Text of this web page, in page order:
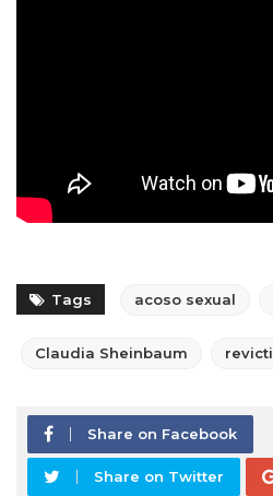
Tags acoso sexual
Claudia Sheinbaum
Share on Facebook
Share on Twitter